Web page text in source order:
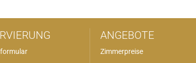
ANGEBOTE
Zimmerpreise